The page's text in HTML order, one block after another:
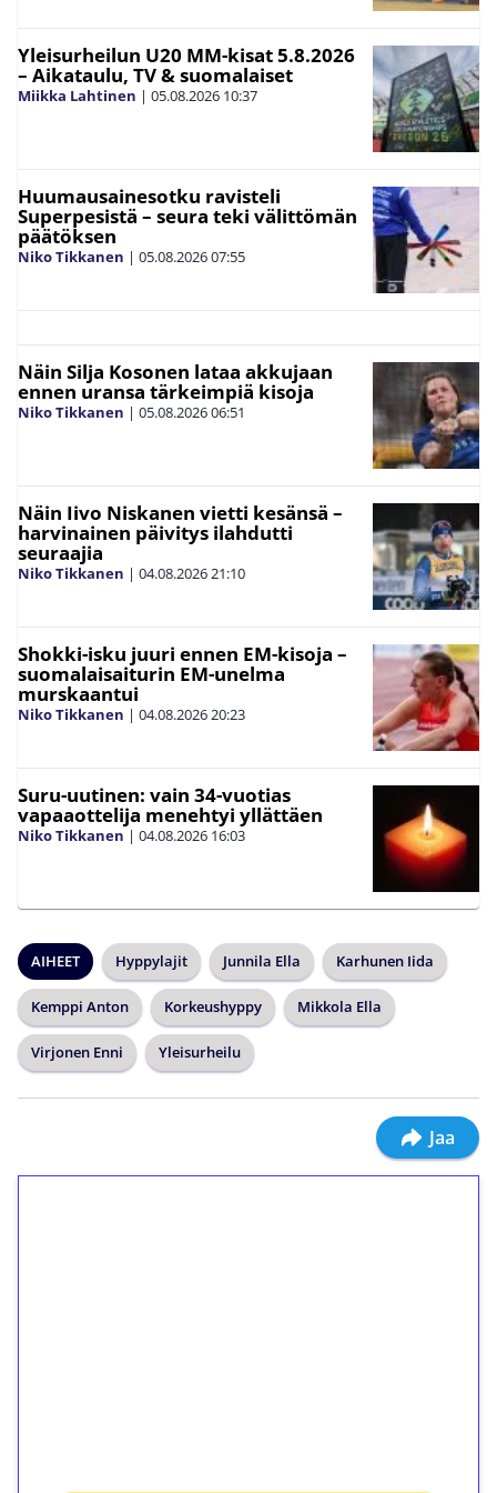
Yleisurheilun U20 MM-kisat 5.8.2026
– Aikataulu, TV & suomalaiset
Miikka Lahtinen | 05.08.2026 10:37
Huumausainesotku ravisteli
Superpesistä – seura teki välittömän
päätöksen
Niko Tikkanen | 05.08.202607:55
Näin Silja Kosonen lataa akkujaan
ennen uransa tärkeimpiä kisoja
Niko Tikkanen | 05.08.202606:51
Näin Iivo Niskanen vietti kesänsä –
harvinainen päivitys ilahdutti
seuraajia
Niko Tikkanen | 04.08.202621:10
Shokki-isku juuri ennen EM-kisoja –
suomalaisaiturin EM-unelma
murskaantui
Niko Tikkanen | 04.08.202620:23
Suru-uutinen: vain 34-vuotias
vapaaottelija menehtyi yllättäen
Niko Tikkanen | 04.08.2026 16:03
AIHEET Hyppylajit Junnila Ella Karhunen Iida
Kemppi Anton Korkeushyppy Mikkola Ella
Virjonen Enni Yleisurheilu
Jaa